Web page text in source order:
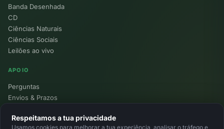
Banda Desenhada
CD
Ciências Naturais
Ciências Sociais
Leilões ao vivo
APOIO
Perguntas
Envios & Prazos
Devoluções
Respeitamos a tua privacidade
Usamos cookies para melhorar a tua experiência, analisar o tráfego e